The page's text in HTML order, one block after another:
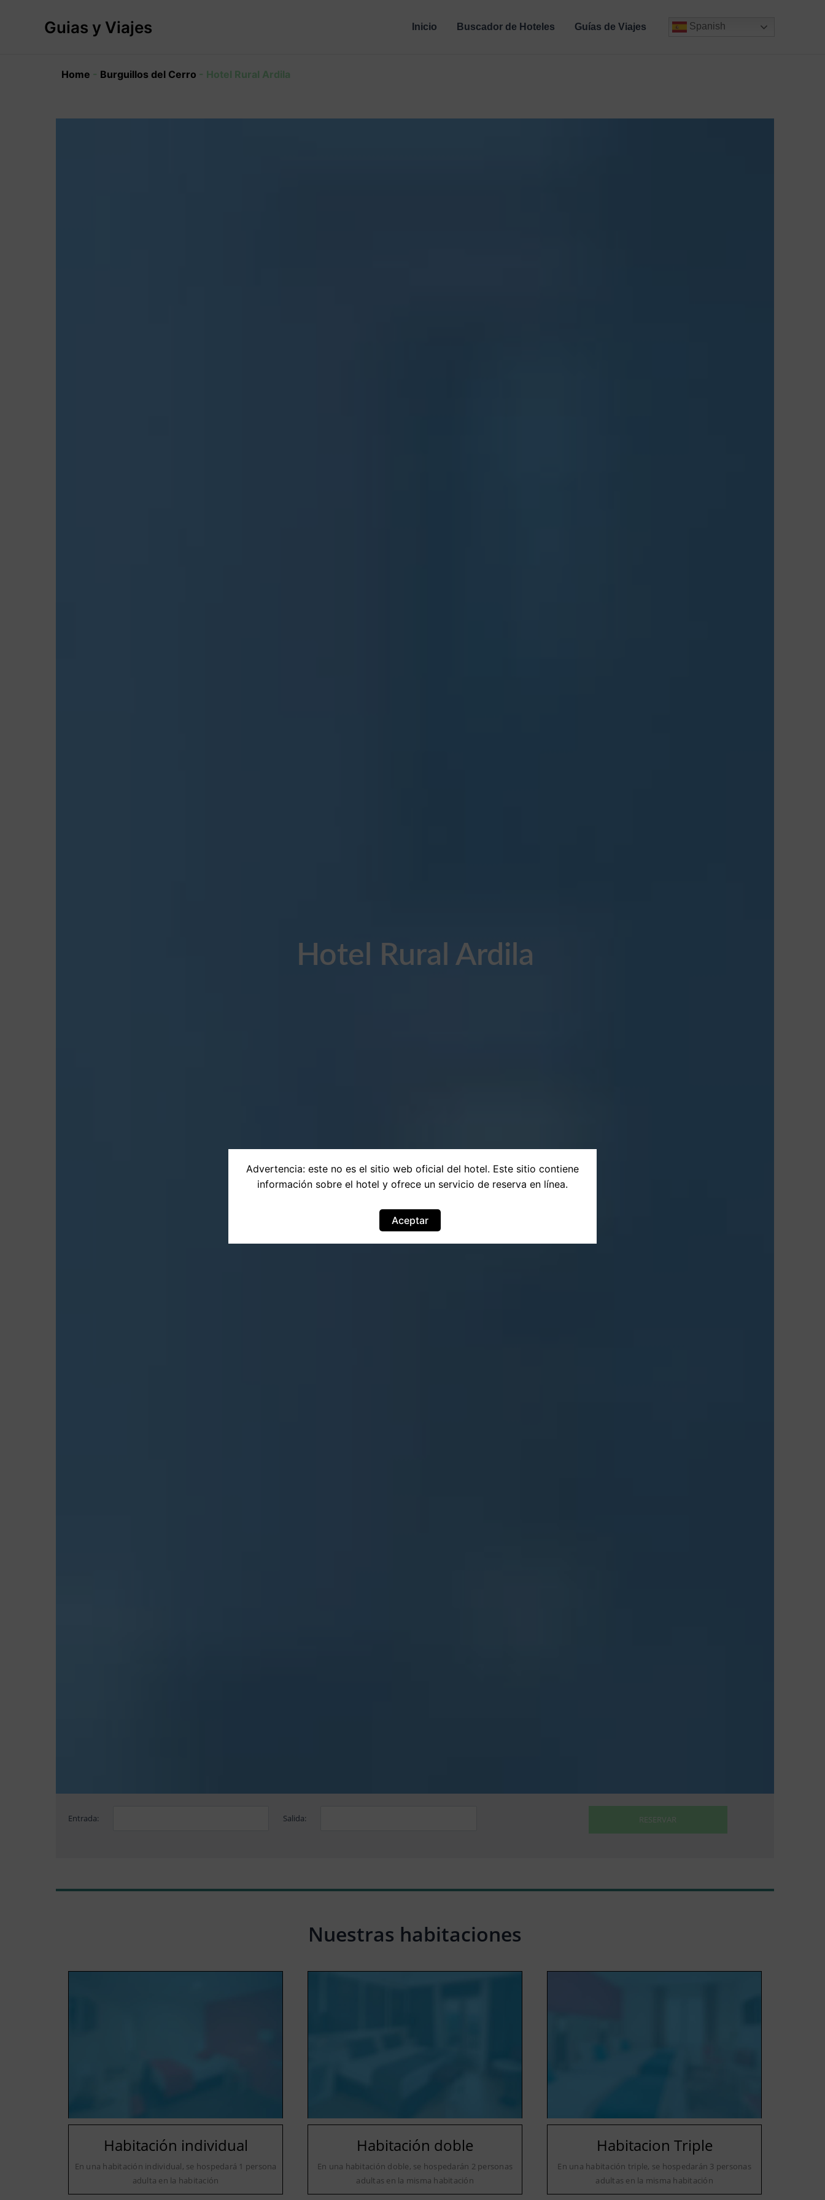
Guias y Viajes Inicio Buscador de Hoteles Guías de Viajes Spanish
Home - Burguillos del Cerro - Hotel Rural Ardila
Hotel Rural Ardila
Entrada: Salida: RESERVAR
Nuestras habitaciones
Habitación individual
En una habitación individual, se hospedará 1 persona
adulta en la habitación
Habitación doble
En una habitación doble, se hospedarán 2 personas
adultas en la misma habitación
Habitacion Triple
En una habitación triple, se hospedarán 3 personas
adultas en la misma habitación
Advertencia: este no es el sitio web oficial del hotel. Este sitio contiene
información sobre el hotel y ofrece un servicio de reserva en línea.
Aceptar